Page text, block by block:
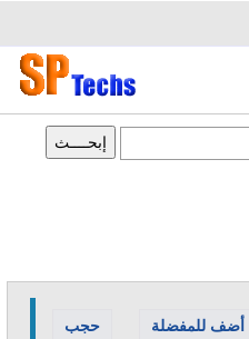
حجب أضف للمفضلة